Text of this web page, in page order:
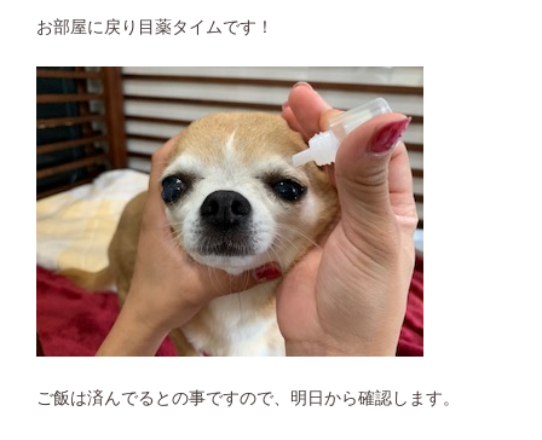
お部屋に戻り目薬タイムです！
ご飯は済んでるとの事ですので、明日から確認します。